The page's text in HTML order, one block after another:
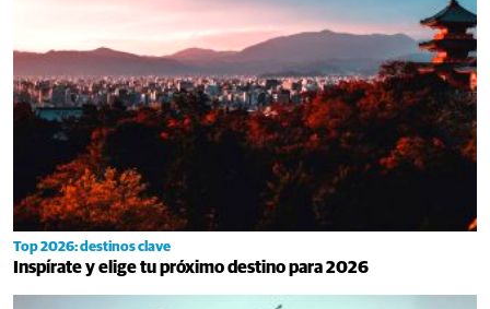
Top 2026: destinos clave
Inspírate y elige tu próximo destino para 2026